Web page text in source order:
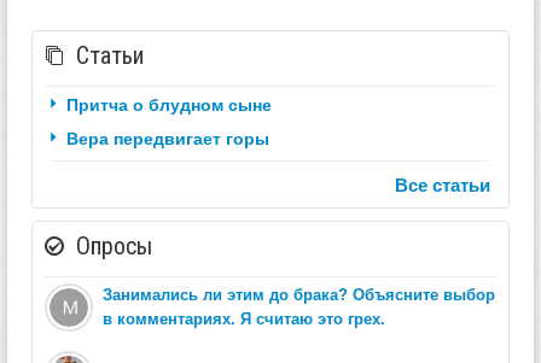
Статьи
Притча о блудном сыне
Вера передвигает горы
Все статьи
Опросы
Занимались ли этим до брака? Объясните выбор
в комментариях. Я считаю это грех.